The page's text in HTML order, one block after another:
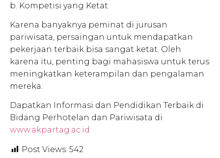
b. Kompetisi yang Ketat
Karena banyaknya peminat di jurusan
pariwisata, persaingan untuk mendapatkan
pekerjaan terbaik bisa sangat ketat. Oleh
karena itu, penting bagi mahasiswa untuk terus
meningkatkan keterampilan dan pengalaman
mereka.
Dapatkan Informasi dan Pendidikan Terbaik di
Bidang Perhotelan dan Pariwisata di
www.akpartag.ac.id
Post Views: 542